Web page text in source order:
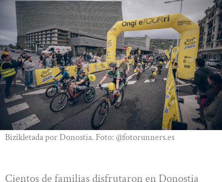
Bizikletada por Donostia. Foto: @fotorunners.es
Cientos de familias disfrutaron en Donostia